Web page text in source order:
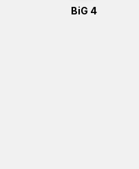
BiG 4